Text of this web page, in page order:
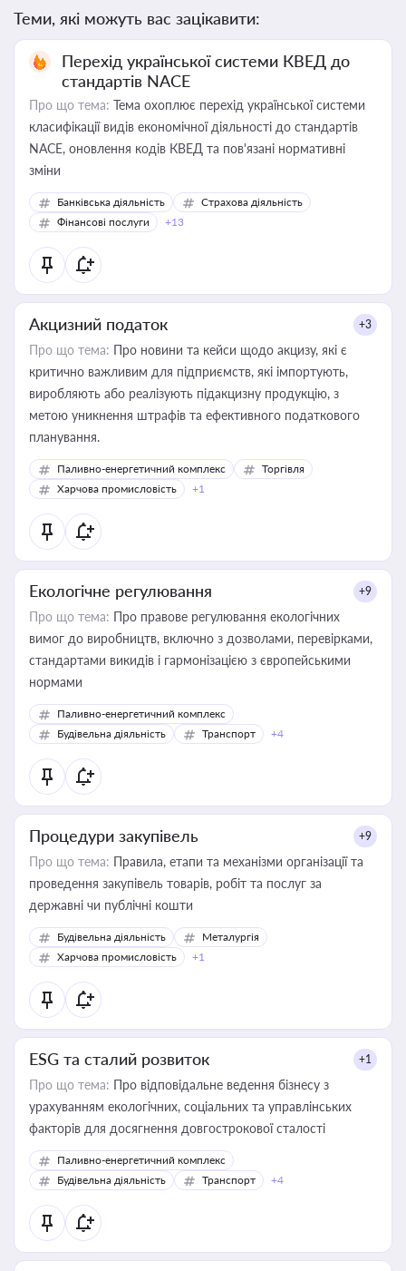
Теми, які можуть вас зацікавити:
Перехід української системи КВЕД до
стандартів NACE
Про що тема: Тема охоплює перехід української системи
класифікації видів економічної діяльності до стандартів
NACE, оновлення кодів КВЕД та пов'язані нормативні
зміни
Банківська діяльність
Страхова діяльність
Фінансові послуги
+13
Акцизний податок +3
Про що тема: Про новини та кейси щодо акцизу, які є
критично важливим для підприємств, які імпортують,
виробляють або реалізують підакцизну продукцію, з
метою уникнення штрафів та ефективного податкового
планування.
Паливно-енергетичний комплекс
Торгівля
Харчова промисловість
+1
Екологічне регулювання +9
Про що тема: Про правове регулювання екологічних
вимог до виробництв, включно з дозволами, перевірками,
стандартами викидів і гармонізацією з європейськими
нормами
Паливно-енергетичний комплекс
Будівельна діяльність
Транспорт +4
Процедури закупівель +9
Про що тема: Правила, етапи та механізми організації та
проведення закупівель товарів, робіт та послуг за
державні чи публічні кошти
Будівельна діяльність
Металургія
Харчова промисловість
+1
ESG та сталий розвиток +1
Про що тема: Про відповідальне ведення бізнесу з
урахуванням екологічних, соціальних та управлінських
факторів для досягнення довгострокової сталості
Паливно-енергетичний комплекс
Будівельна діяльність
Транспорт +4